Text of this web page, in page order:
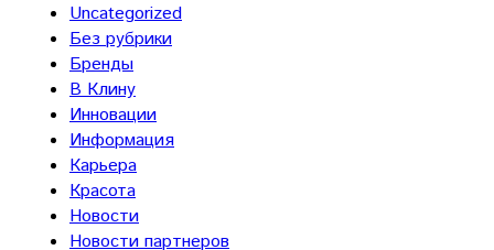
Uncategorized
Без рубрики
Бренды
В Клину
Инновации
Информация
Карьера
Красота
Новости
Новости партнеров